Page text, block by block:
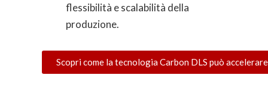
flessibilità e scalabilità della
produzione.
Scopri come la tecnologia Carbon DLS può